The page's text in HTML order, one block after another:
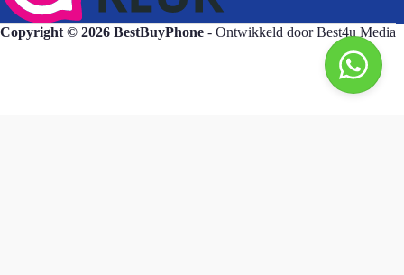
Copyright © 2026 BestBuyPhone - Ontwikkeld doorBest4u Media